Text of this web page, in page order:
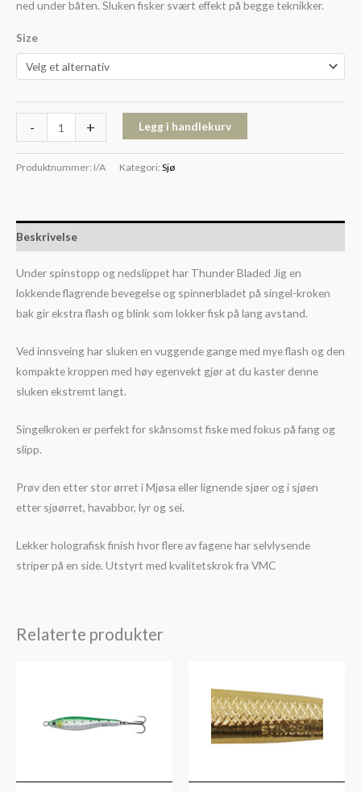
ned under båten. Sluken fisker svært effekt på begge teknikker.
Size
- + Legg i handlekurv
Produktnummer: I/A Kategori: Sjø
Beskrivelse
Under spinstopp og nedslippet har Thunder Bladed Jig en
lokkende flagrende bevegelse og spinnerbladet på singel-kroken
bak gir ekstra flash og blink som lokker fisk på lang avstand.
Ved innsveing har sluken en vuggende gange med mye flash og den
kompakte kroppen med høy egenvekt gjør at du kaster denne
sluken ekstremt langt.
Singelkroken er perfekt for skånsomst fiske med fokus på fang og
slipp.
Prøv den etter stor ørret i Mjøsa eller lignende sjøer og i sjøen
etter sjøørret, havabbor, lyr og sei.
Lekker holografisk finish hvor flere av fagene har selvlysende
striper på en side. Utstyrt med kvalitetskrok fra VMC
Relaterte produkter